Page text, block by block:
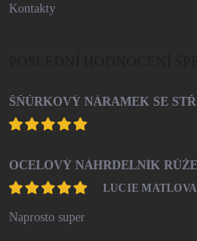
Kontakty
LUCIE MATLOVA
Naprosto super